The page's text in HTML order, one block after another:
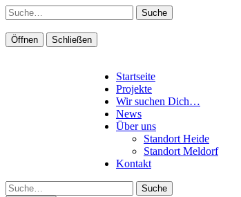
Suche
Öffnen Schließen
Startseite
Projekte
Wir suchen Dich…
News
Über uns
Standort Heide
Standort Meldorf
Kontakt
Suche